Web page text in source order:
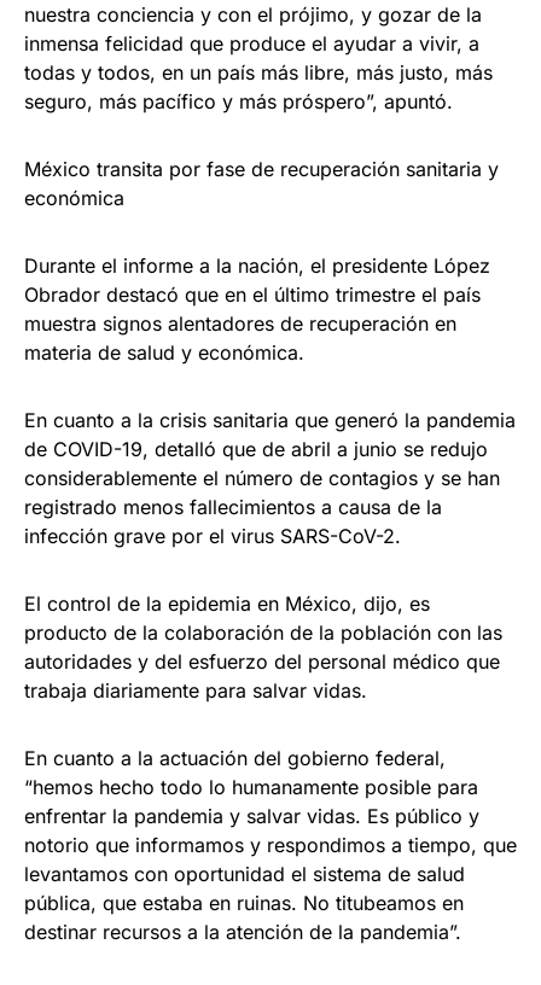
nuestra conciencia y con el prójimo, y gozar de la
inmensa felicidad que produce el ayudar a vivir, a
todas y todos, en un país más libre, más justo, más
seguro, más pacífico y más próspero”, apuntó.
México transita por fase de recuperación sanitaria y
económica
Durante el informe a la nación, el presidente López
Obrador destacó que en el último trimestre el país
muestra signos alentadores de recuperación en
materia de salud y económica.
En cuanto a la crisis sanitaria que generó la pandemia
de COVID-19, detalló que de abril a junio se redujo
considerablemente el número de contagios y se han
registrado menos fallecimientos a causa de la
infección grave por el virus SARS-CoV-2.
El control de la epidemia en México, dijo, es
producto de la colaboración de la población con las
autoridades y del esfuerzo del personal médico que
trabaja diariamente para salvar vidas.
En cuanto a la actuación del gobierno federal,
“hemos hecho todo lo humanamente posible para
enfrentar la pandemia y salvar vidas. Es público y
notorio que informamos y respondimos a tiempo, que
levantamos con oportunidad el sistema de salud
pública, que estaba en ruinas. No titubeamos en
destinar recursos a la atención de la pandemia”.